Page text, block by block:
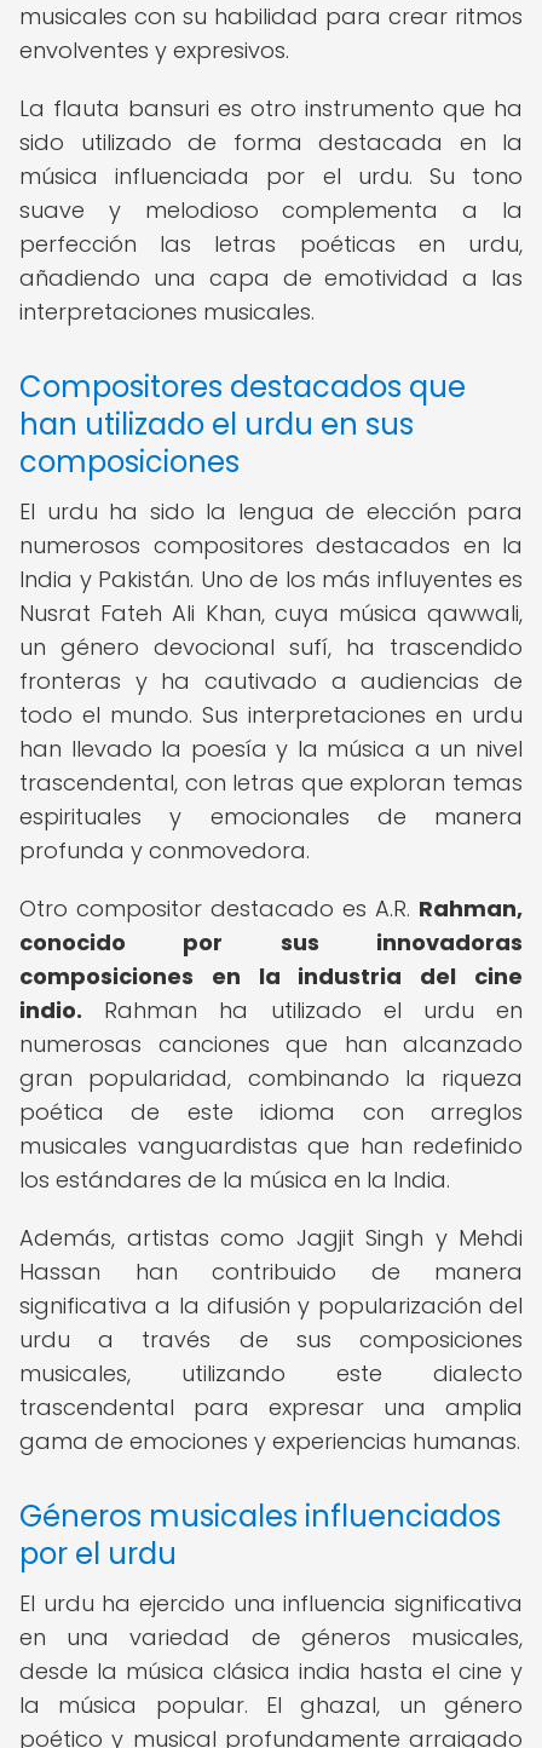
musicales con su habilidad para crear ritmos
envolventes y expresivos.
La flauta bansuri es otro instrumento que ha
sido utilizado de forma destacada en la
música influenciada por el urdu. Su tono
suave y melodioso complementa a la
perfección las letras poéticas en urdu,
añadiendo una capa de emotividad a las
interpretaciones musicales.
Compositores destacados que
han utilizado el urdu en sus
composiciones
El urdu ha sido la lengua de elección para
numerosos compositores destacados en la
India y Pakistán. Uno de los más influyentes es
Nusrat Fateh Ali Khan, cuya música qawwali,
un género devocional sufí, ha trascendido
fronteras y ha cautivado a audiencias de
todo el mundo. Sus interpretaciones en urdu
han llevado la poesía y la música a un nivel
trascendental, con letras que exploran temas
espirituales y emocionales de manera
profunda y conmovedora.
Otro compositor destacado es A.R. Rahman,
conocido por sus innovadoras
composiciones en la industria del cine
indio. Rahman ha utilizado el urdu en
numerosas canciones que han alcanzado
gran popularidad, combinando la riqueza
poética de este idioma con arreglos
musicales vanguardistas que han redefinido
los estándares de la música en la India.
Además, artistas como Jagjit Singh y Mehdi
Hassan han contribuido de manera
significativa a la difusión y popularización del
urdu a través de sus composiciones
musicales, utilizando este dialecto
trascendental para expresar una amplia
gama de emociones y experiencias humanas.
Géneros musicales influenciados
por el urdu
El urdu ha ejercido una influencia significativa
en una variedad de géneros musicales,
desde la música clásica india hasta el cine y
la música popular. El ghazal, un género
poético y musical profundamente arraigado